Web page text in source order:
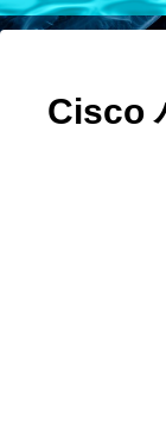
Cisco